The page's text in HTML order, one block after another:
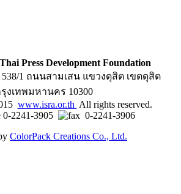
Press Development Foundation
1 ถนนสามเสน แขวงดุสิต เขตดุสิต
งเทพมหานคร 10300
www.isra.or.th All rights reserved.
0-2241-3905
0-2241-3906
ColorPack Creations Co., Ltd.